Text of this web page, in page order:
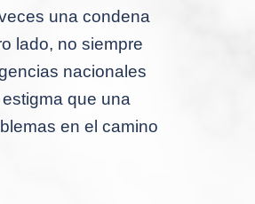
una condena
lado, no siempre
nacionales
que una
en el camino